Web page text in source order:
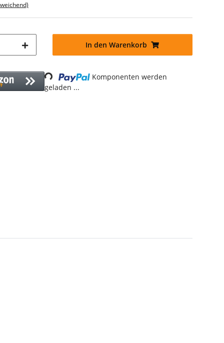
In den Warenkorb
Loading...
Komponenten werden
geladen ...